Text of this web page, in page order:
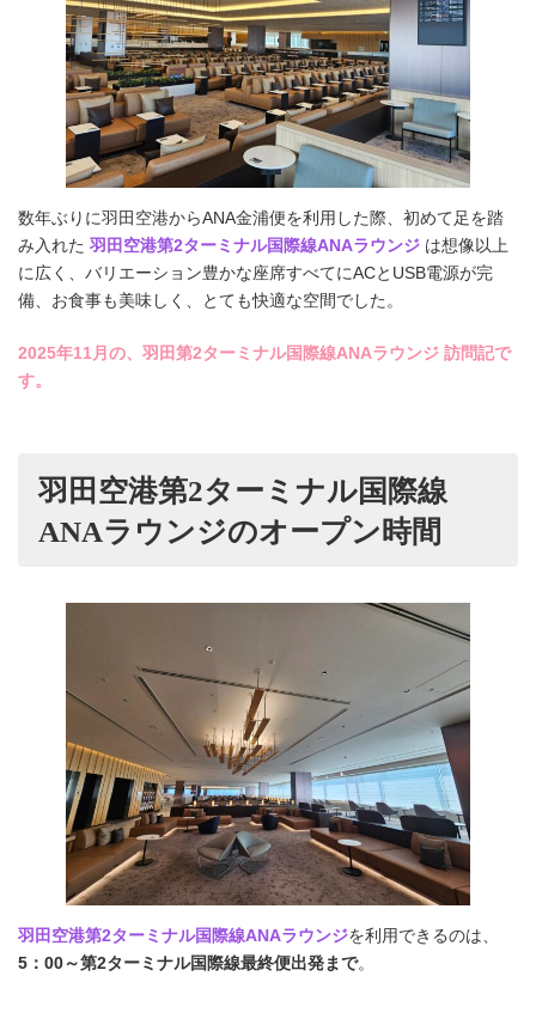
数年ぶりに羽田空港からANA金浦便を利用した際、初めて足を踏
み入れた 羽田空港第2ターミナル国際線ANAラウンジ は想像以上
に広く、バリエーション豊かな座席すべてにACとUSB電源が完
備、お食事も美味しく、とても快適な空間でした。
2025年11月の、羽田第2ターミナル国際線ANAラウンジ 訪問記で
す。
羽田空港第2ターミナル国際線
ANAラウンジのオープン時間
羽田空港第2ターミナル国際線ANAラウンジを利用できるのは、
5：00～第2ターミナル国際線最終便出発まで。